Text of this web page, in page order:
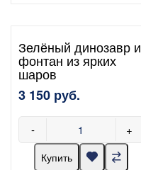
Зелёный динозавр и
фонтан из ярких
шаров
3 150 руб.
- +
Купить